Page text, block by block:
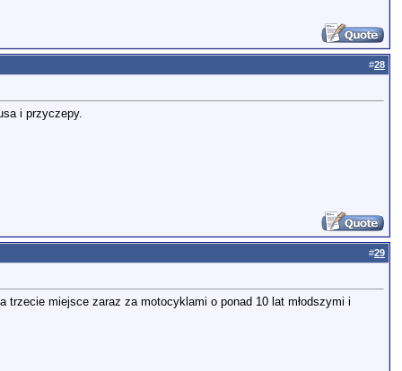
#28
i przyczepy.
#29
trzecie miejsce zaraz za motocyklami o ponad 10 lat młodszymi i